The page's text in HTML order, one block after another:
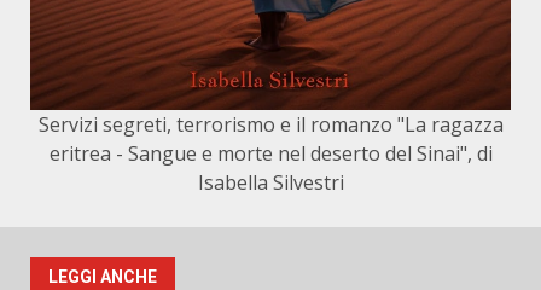
Servizi segreti, terrorismo e il romanzo "La ragazza
eritrea - Sangue e morte nel deserto del Sinai", di
Isabella Silvestri
LEGGI ANCHE